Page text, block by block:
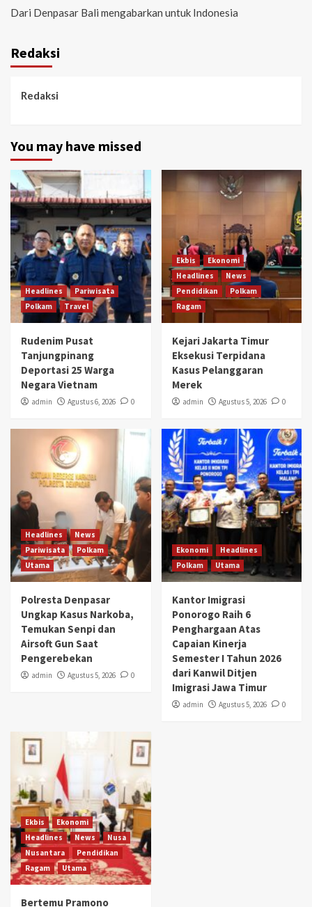
Dari Denpasar Bali mengabarkan untuk Indonesia
Redaksi
Redaksi
You may have missed
Headlines
Pariwisata
Polkam
Travel
Rudenim Pusat
Tanjungpinang
Deportasi 25 Warga
Negara Vietnam
admin Agustus 6, 2026 0
Ekbis
Ekonomi
Headlines
News
Pendidikan
Polkam
Ragam
Kejari Jakarta Timur
Eksekusi Terpidana
Kasus Pelanggaran
Merek
admin Agustus 5, 2026 0
Headlines
News
Pariwisata
Polkam
Utama
Polresta Denpasar
Ungkap Kasus Narkoba,
Temukan Senpi dan
Airsoft Gun Saat
Pengerebekan
admin Agustus 5, 2026 0
Ekonomi
Headlines
Polkam
Utama
Kantor Imigrasi
Ponorogo Raih 6
Penghargaan Atas
Capaian Kinerja
Semester I Tahun 2026
dari Kanwil Ditjen
Imigrasi Jawa Timur
admin Agustus 5, 2026 0
Ekbis
Ekonomi
Headlines
News
Nusa
Nusantara
Pendidikan
Ragam
Utama
Bertemu Pramono